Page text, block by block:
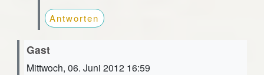
Antworten
Gast
Mittwoch, 06. Juni 2012 16:59